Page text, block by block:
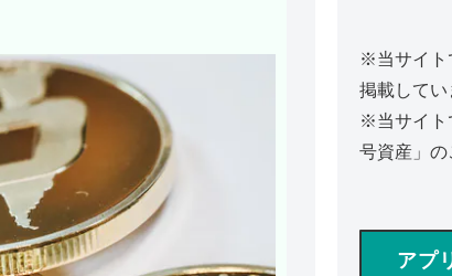
※当サイト
掲載してい
※当サイト
号資産」の
アプ